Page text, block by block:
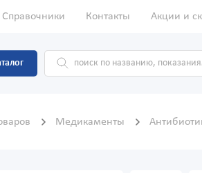
Справочники Контакты Акции и
Медикаменты